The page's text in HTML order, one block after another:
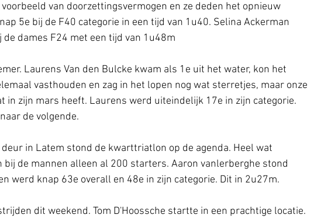
van doorzettingsvermogen en ze deden het opnieuw
5e bij de F40 categorie in een tijd van 1u40. Selina Ackerman
dames F24 met een tijd van 1u48m
Laurens Van den Bulcke kwam als 1e uit het water, kon het
vasthouden en zag in het lopen nog wat sterretjes, maar onze
in zijn mars heeft. Laurens werd uiteindelijk 17e in zijn categorie.
de volgende.
in Latem stond de kwarttriatlon op de agenda. Heel wat
bij de mannen alleen al 200 starters. Aaron vanlerberghe stond
werd knap 63e overall en 48e in zijn categorie. Dit in 2u27m.
dit weekend. Tom D'Hoossche startte in een prachtige locatie.